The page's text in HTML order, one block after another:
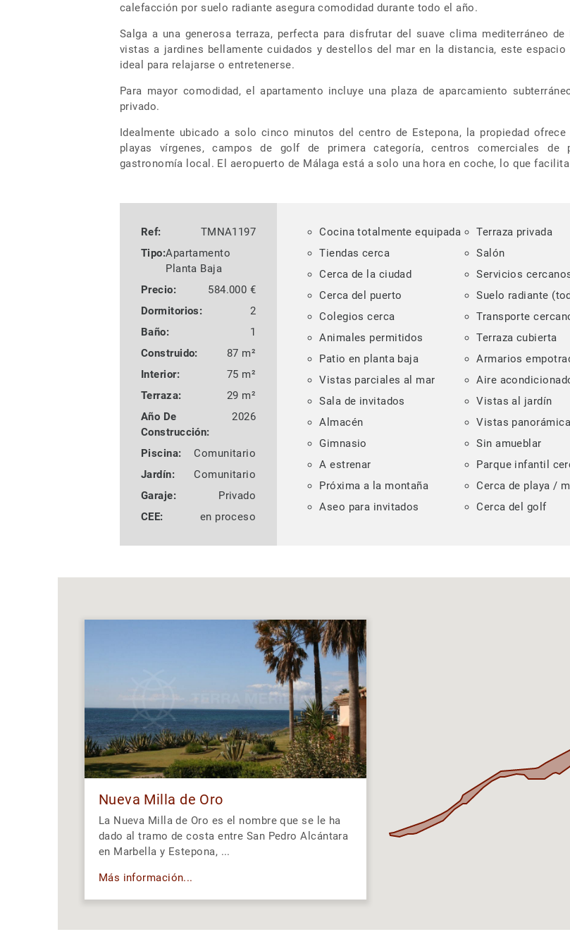
calefacción por suelo radiante asegura comodidad durante todo el año.
Salga a una generosa terraza, perfecta para disfrutar del suave clima mediterráneo de
vistas a jardines bellamente cuidados y destellos del mar en la distancia, este
ideal para relajarse o entretenerse.
Para mayor comodidad, el apartamento incluye una plaza de aparcamiento
privado.
Idealmente ubicado a solo cinco minutos del centro de Estepona, la propiedad
playas vírgenes, campos de golf de primera categoría, centros comerciales de
gastronomía local. El aeropuerto de Málaga está a solo una hora en coche, lo que
Ref:
TMNA1197
Tipo:Apartamento
Planta Baja
Precio:
584.000 €
Dormitorios:
2
Baño:
1
Construido:
87 m²
Interior:
75 m²
Terraza:
29 m²
Año De
Construcción:
2026
Piscina:
Comunitario
Jardín:
Comunitario
Garaje:
Privado
CEE:
en proceso
Cocina totalmente equipada
Tiendas cerca
Cerca de la ciudad
Cerca del puerto
Colegios cerca
Animales permitidos
Patio en planta baja
Vistas parciales al mar
Sala de invitados
Almacén
Gimnasio
A estrenar
Próxima a la montaña
Aseo para invitados
Terraza privada
Salón
Servicios
Suelo radiante
Transporte
Terraza cubierta
Armarios
Aire
Vistas al jardín
Vistas
Sin amueblar
Parque infantil
Cerca de playa /
Cerca del golf
Nueva Milla de Oro
La Nueva Milla de Oro es el nombre que se le ha
dado al tramo de costa entre San Pedro Alcántara
en Marbella y Estepona, ...
Más información...